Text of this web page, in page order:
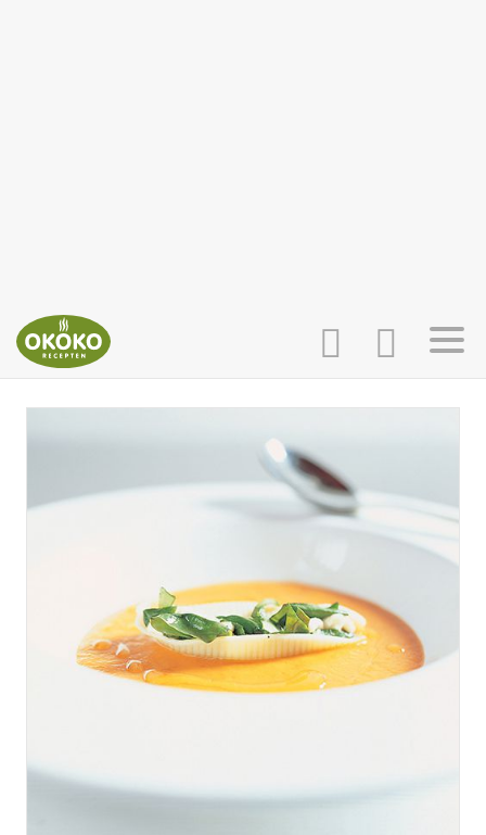
AANMELDEN
HOME
RECEPTEN
WEEKMENU'S
KOOKBOEKEN